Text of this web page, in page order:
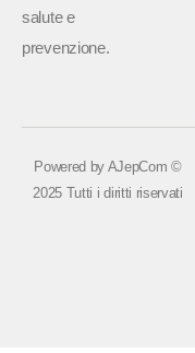
salute e
prevenzione.
Powered by AJepCom ©
2025 Tutti i diritti riservati